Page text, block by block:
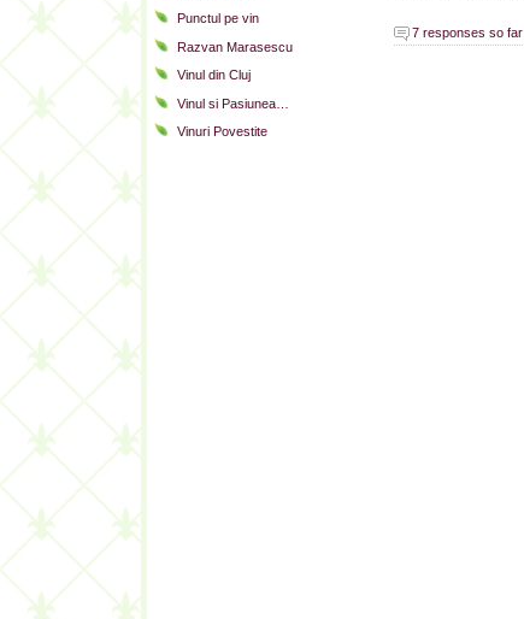
Punctul pe vin
Razvan Marasescu
Vinul din Cluj
Vinul si Pasiunea…
Vinuri Povestite
7 responses so far